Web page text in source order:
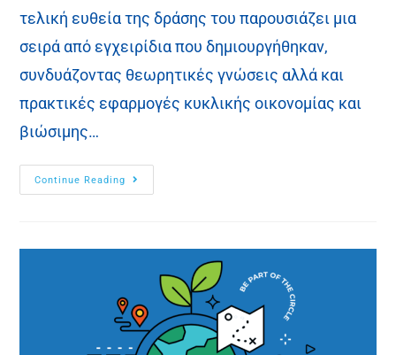
τελική ευθεία της δράσης του παρουσιάζει μια
σειρά από εγχειρίδια που δημιουργήθηκαν,
συνδυάζοντας θεωρητικές γνώσεις αλλά και
πρακτικές εφαρμογές κυκλικής οικονομίας και
βιώσιμης…
Continue Reading